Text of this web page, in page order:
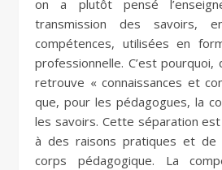
on a plutôt pensé
transmission des savoirs,
compétences, utilisées en
professionnelle. C’est
retrouve « connaissances et
que, pour les pédagogues, la
les savoirs. Cette séparation
à des raisons pratiques et de
corps pédagogique. La